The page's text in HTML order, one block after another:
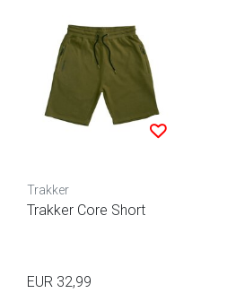
Trakker
Trakker Core Short
EUR 32,99